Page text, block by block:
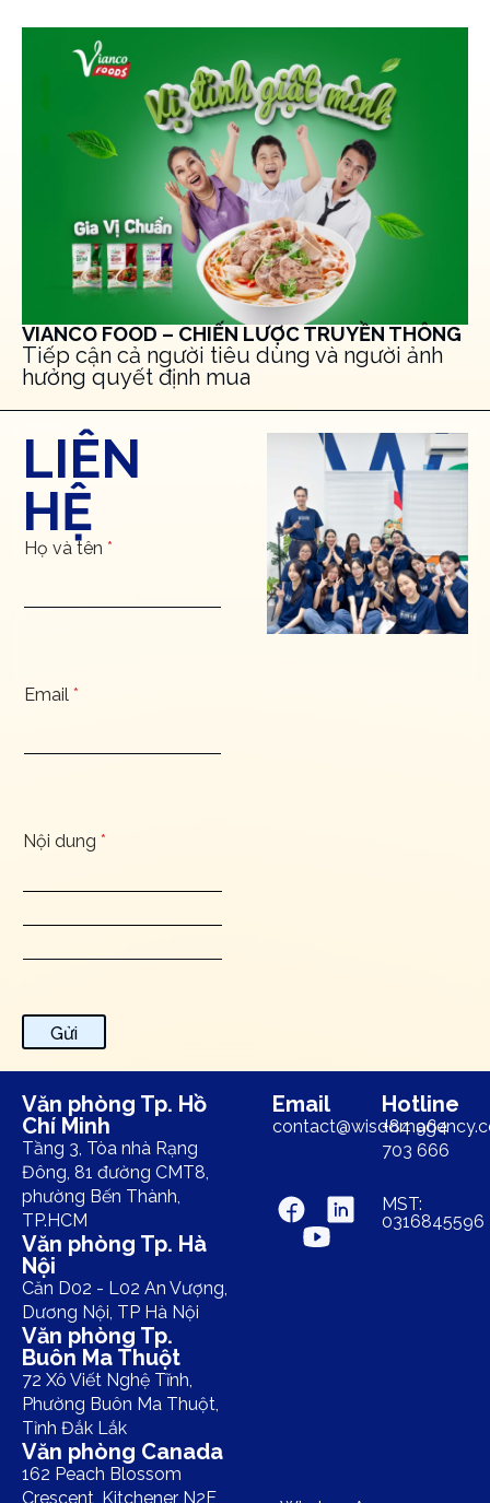
VIANCO FOOD – CHIẾN LƯỢC TRUYỀN THÔNG
Tiếp cận cả người tiêu dùng và người ảnh
hưởng quyết định mua
LIÊN
HỆ
Họ và tên *
Email *
Nội dung *
Gửi
Văn phòng Tp. Hồ
Chí Minh
Tầng 3, Tòa nhà Rạng
Đông, 81 đường CMT8,
phường Bến Thành,
TP.HCM
Văn phòng Tp. Hà
Nội
Căn D02 - L02 An Vượng,
Dương Nội, TP Hà Nội
Văn phòng Tp.
Buôn Ma Thuột
72 Xô Viết Nghệ Tĩnh,
Phường Buôn Ma Thuột,
Tỉnh Đắk Lắk
Văn phòng Canada
162 Peach Blossom
Crescent, Kitchener N2E
Email Hotline
+84 964
703 666
MST:
0316845596